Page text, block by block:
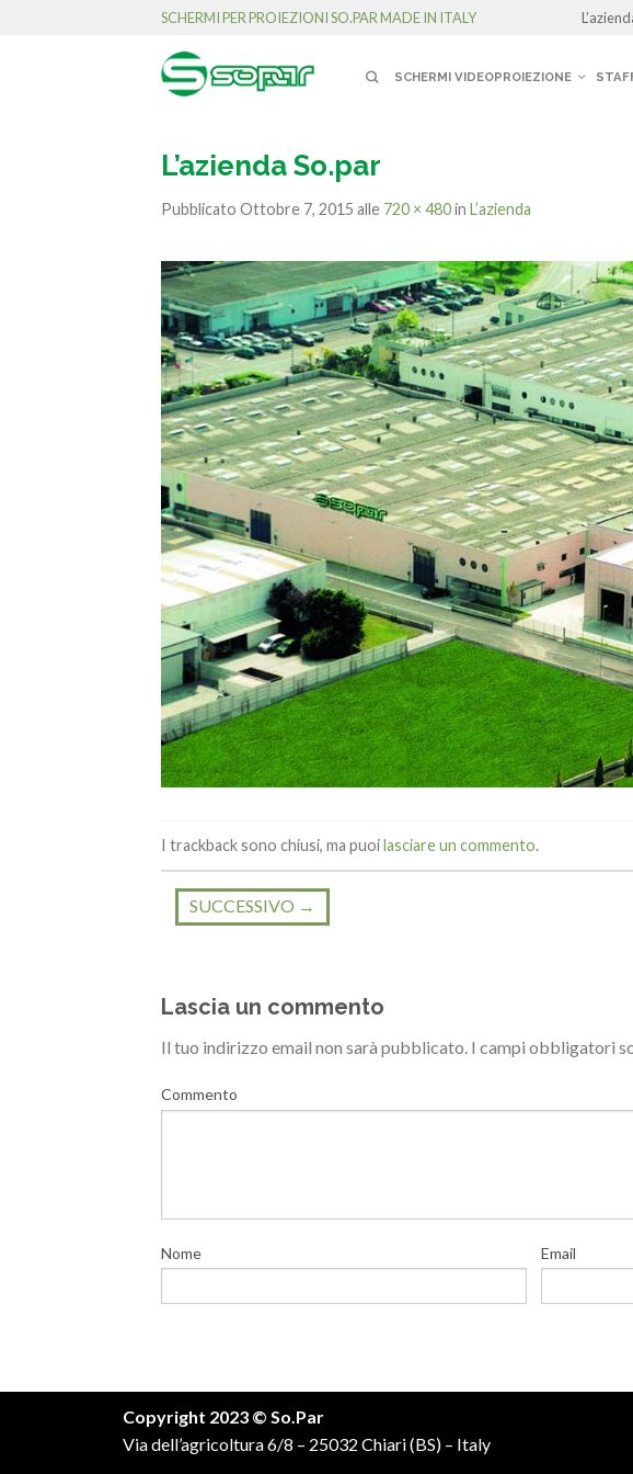
SCHERMI PER PROIEZIONI SO.PAR MADE IN ITALY
SCHERMI VIDEOPROIEZIONE
L’azienda So.par
Pubblicato Ottobre 7, 2015 alle 720 × 480in L’azienda
I trackback sono chiusi, ma puoilasciare un commento.
SUCCESSIVO →
Lascia un commento
Il tuo indirizzo email non sarà pubblicato. I campi obbligatori
Commento
Nome Email
Copyright 2023 © So.Par
Via dell’agricoltura 6/8 – 25032 Chiari (BS) – Italy